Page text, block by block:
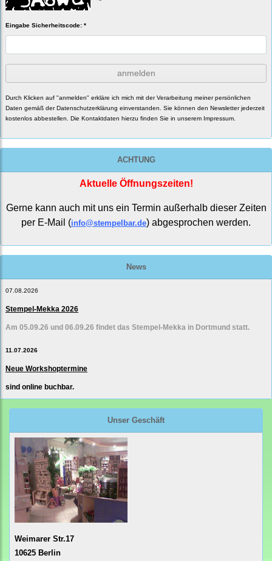
Eingabe Sicherheitscode: *
anmelden
Durch Klicken auf "anmelden" erkläre ich mich mit der Verarbeitung meiner persönlichen
Daten gemäß der Datenschutzerklärung einverstanden. Sie können den Newsletter jederzeit
kostenlos abbestellen. Die Kontaktdaten hierzu finden Sie in unserem Impressum.
ACHTUNG
Aktuelle Öffnungszeiten!
Gerne kann auch mit uns ein Termin außerhalb dieser Zeiten
per E-Mail (info@stempelbar.de) abgesprochen werden.
News
07.08.2026
Stempel-Mekka 2026
Am 05.09.26 und 06.09.26 findet das Stempel-Mekka in Dortmund statt.
11.07.2026
Neue Workshoptermine
sind online buchbar.
Unser Geschäft
Weimarer Str.17
10625 Berlin